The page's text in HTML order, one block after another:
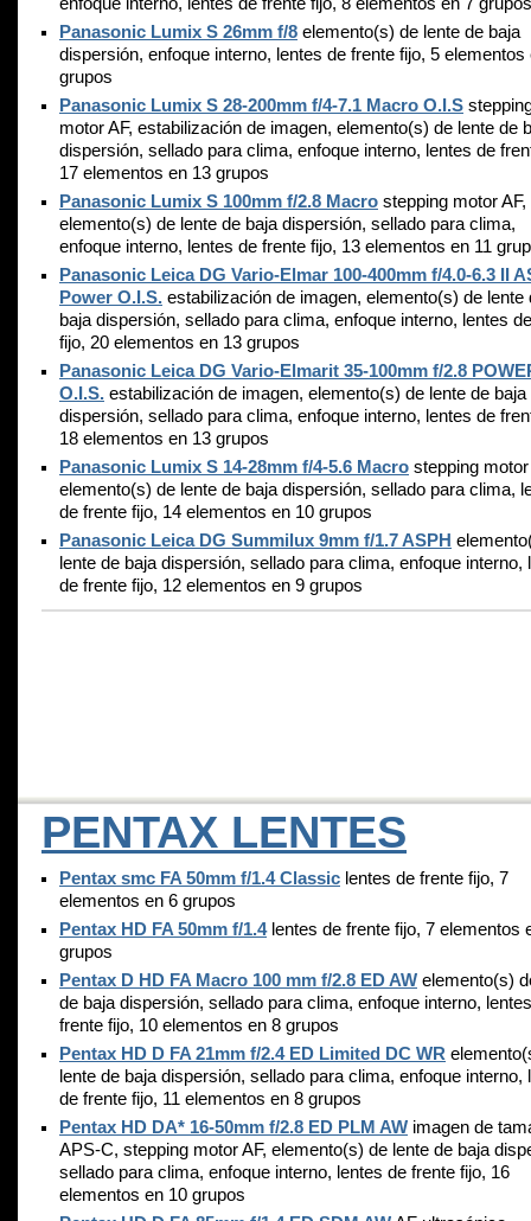
enfoque interno, lentes de frente fijo, 8 elementos en 7 grupos
Panasonic Lumix S 26mm f/8 elemento(s) de lente de baja
dispersión, enfoque interno, lentes de frente fijo, 5 elementos
grupos
Panasonic Lumix S 28-200mm f/4-7.1 Macro O.I.S
motor AF, estabilización de imagen, elemento(s) de lente de
dispersión, sellado para clima, enfoque interno, lentes de
17 elementos en 13 grupos
Panasonic Lumix S 100mm f/2.8 Macro stepping motor AF,
elemento(s) de lente de baja dispersión, sellado para clima,
enfoque interno, lentes de frente fijo, 13 elementos en 11
Panasonic Leica DG Vario-Elmar 100-400mm f/4.0-6.3 II
Power O.I.S. estabilización de imagen, elemento(s) de lente
baja dispersión, sellado para clima, enfoque interno, lentes
fijo, 20 elementos en 13 grupos
Panasonic Leica DG Vario-Elmarit 35-100mm f/2.8
O.I.S. estabilización de imagen, elemento(s) de lente de baja
dispersión, sellado para clima, enfoque interno, lentes de
18 elementos en 13 grupos
Panasonic Lumix S 14-28mm f/4-5.6 Macro stepping motor
elemento(s) de lente de baja dispersión, sellado para clima,
de frente fijo, 14 elementos en 10 grupos
Panasonic Leica DG Summilux 9mm f/1.7 ASPH
lente de baja dispersión, sellado para clima, enfoque interno,
de frente fijo, 12 elementos en 9 grupos
PENTAX LENTES
Pentax smc FA 50mm f/1.4 Classic lentes de frente fijo, 7
elementos en 6 grupos
Pentax HD FA 50mm f/1.4lentes de frente fijo, 7 elementos
grupos
Pentax D HD FA Macro 100 mm f/2.8 ED AW elemento(s)
de baja dispersión, sellado para clima, enfoque interno,
frente fijo, 10 elementos en 8 grupos
Pentax HD D FA 21mm f/2.4 ED Limited DC WR
lente de baja dispersión, sellado para clima, enfoque interno,
de frente fijo, 11 elementos en 8 grupos
Pentax HD DA* 16-50mm f/2.8 ED PLM AW imagen de
APS-C, stepping motor AF, elemento(s) de lente de baja
sellado para clima, enfoque interno, lentes de frente fijo, 16
elementos en 10 grupos